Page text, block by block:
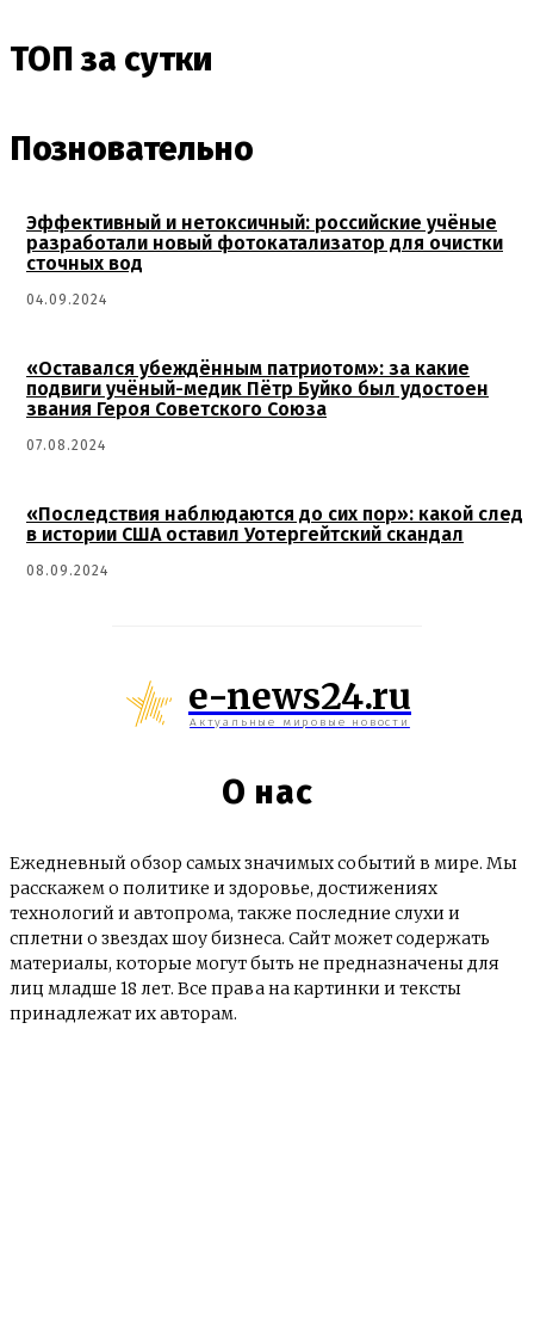
ТОП за сутки
Позновательно
Эффективный и нетоксичный: российские учёные
разработали новый фотокатализатор для очистки
сточных вод
04.09.2024
«Оставался убеждённым патриотом»: за какие
подвиги учёный-медик Пётр Буйко был удостоен
звания Героя Советского Союза
07.08.2024
«Последствия наблюдаются до сих пор»: какой след
в истории США оставил Уотергейтский скандал
08.09.2024
e-news24.ru
Актуальные мировые новости
О нас
Ежедневный обзор самых значимых событий в мире. Мы
расскажем о политике и здоровье, достижениях
технологий и автопрома, также последние слухи и
сплетни о звездах шоу бизнеса. Сайт может содержать
материалы, которые могут быть не предназначены для
лиц младше 18 лет. Все права на картинки и тексты
принадлежат их авторам.